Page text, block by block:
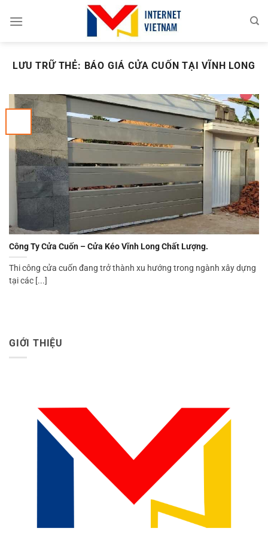
đến
LƯU TRỮ THẺ: BÁO GIÁ CỬA CUỐN TẠI VĨNH LONG
Công Ty Cửa Cuốn – Cửa Kéo Vĩnh Long Chất Lượng.
Thi công cửa cuốn đang trở thành xu hướng trong ngành xây dựng
tại các [...]
GIỚI THIỆU